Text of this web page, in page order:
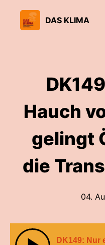
DAS KLIMA
Hauch
gelingt
die
04.